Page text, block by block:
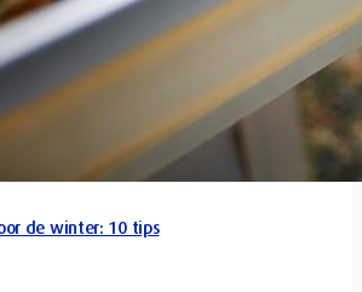
de winter: 10 tips